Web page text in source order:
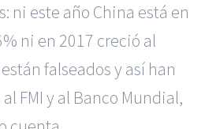
ni este año China está en
ni en 2017 creció al
falseados y así han
FMI y al Banco Mundial,